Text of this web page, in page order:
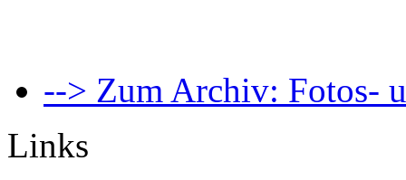
--> Zum Archiv: Fotos-
Links